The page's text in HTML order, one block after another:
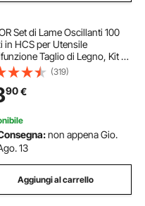
Set di Lame Oscillanti 100
in HCS per Utensile
Taglio di Legno, Kit di
Multifunzione Totale 100 Pezzi
per Taglio Plastica Legno
(319)
90€
non appena Gio.
13
Aggiungi al carrello